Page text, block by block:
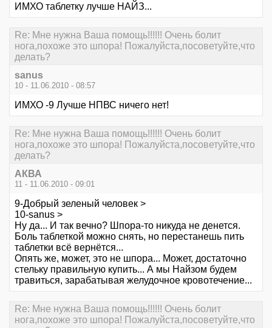
ИМХО таблетку лучше НАЙЗ...
Re: Мне нужна Ваша помощь!!!!!! Очень болит
нога,похоже это шпора! Пожалуйста,посоветуйте,что
делать?
sanus
10 - 11.06.2010 - 08:57
ИМХО -9 Лучше НПВС ничего нет!
Re: Мне нужна Ваша помощь!!!!!! Очень болит
нога,похоже это шпора! Пожалуйста,посоветуйте,что
делать?
АКВА
11 - 11.06.2010 - 09:01
9-Добрый зеленый человек >
10-sanus >
Ну да... И так вечно? Шпора-то никуда не денется.
Боль таблеткой можно снять, но перестанешь пить
таблетки всё вернётся...
Опять же, может, это не шпора... Может, достаточно
стельку правильную купить... А мы Найзом будем
травиться, зарабатывая желудочное кровотечение...
Re: Мне нужна Ваша помощь!!!!!! Очень болит
нога,похоже это шпора! Пожалуйста,посоветуйте,что